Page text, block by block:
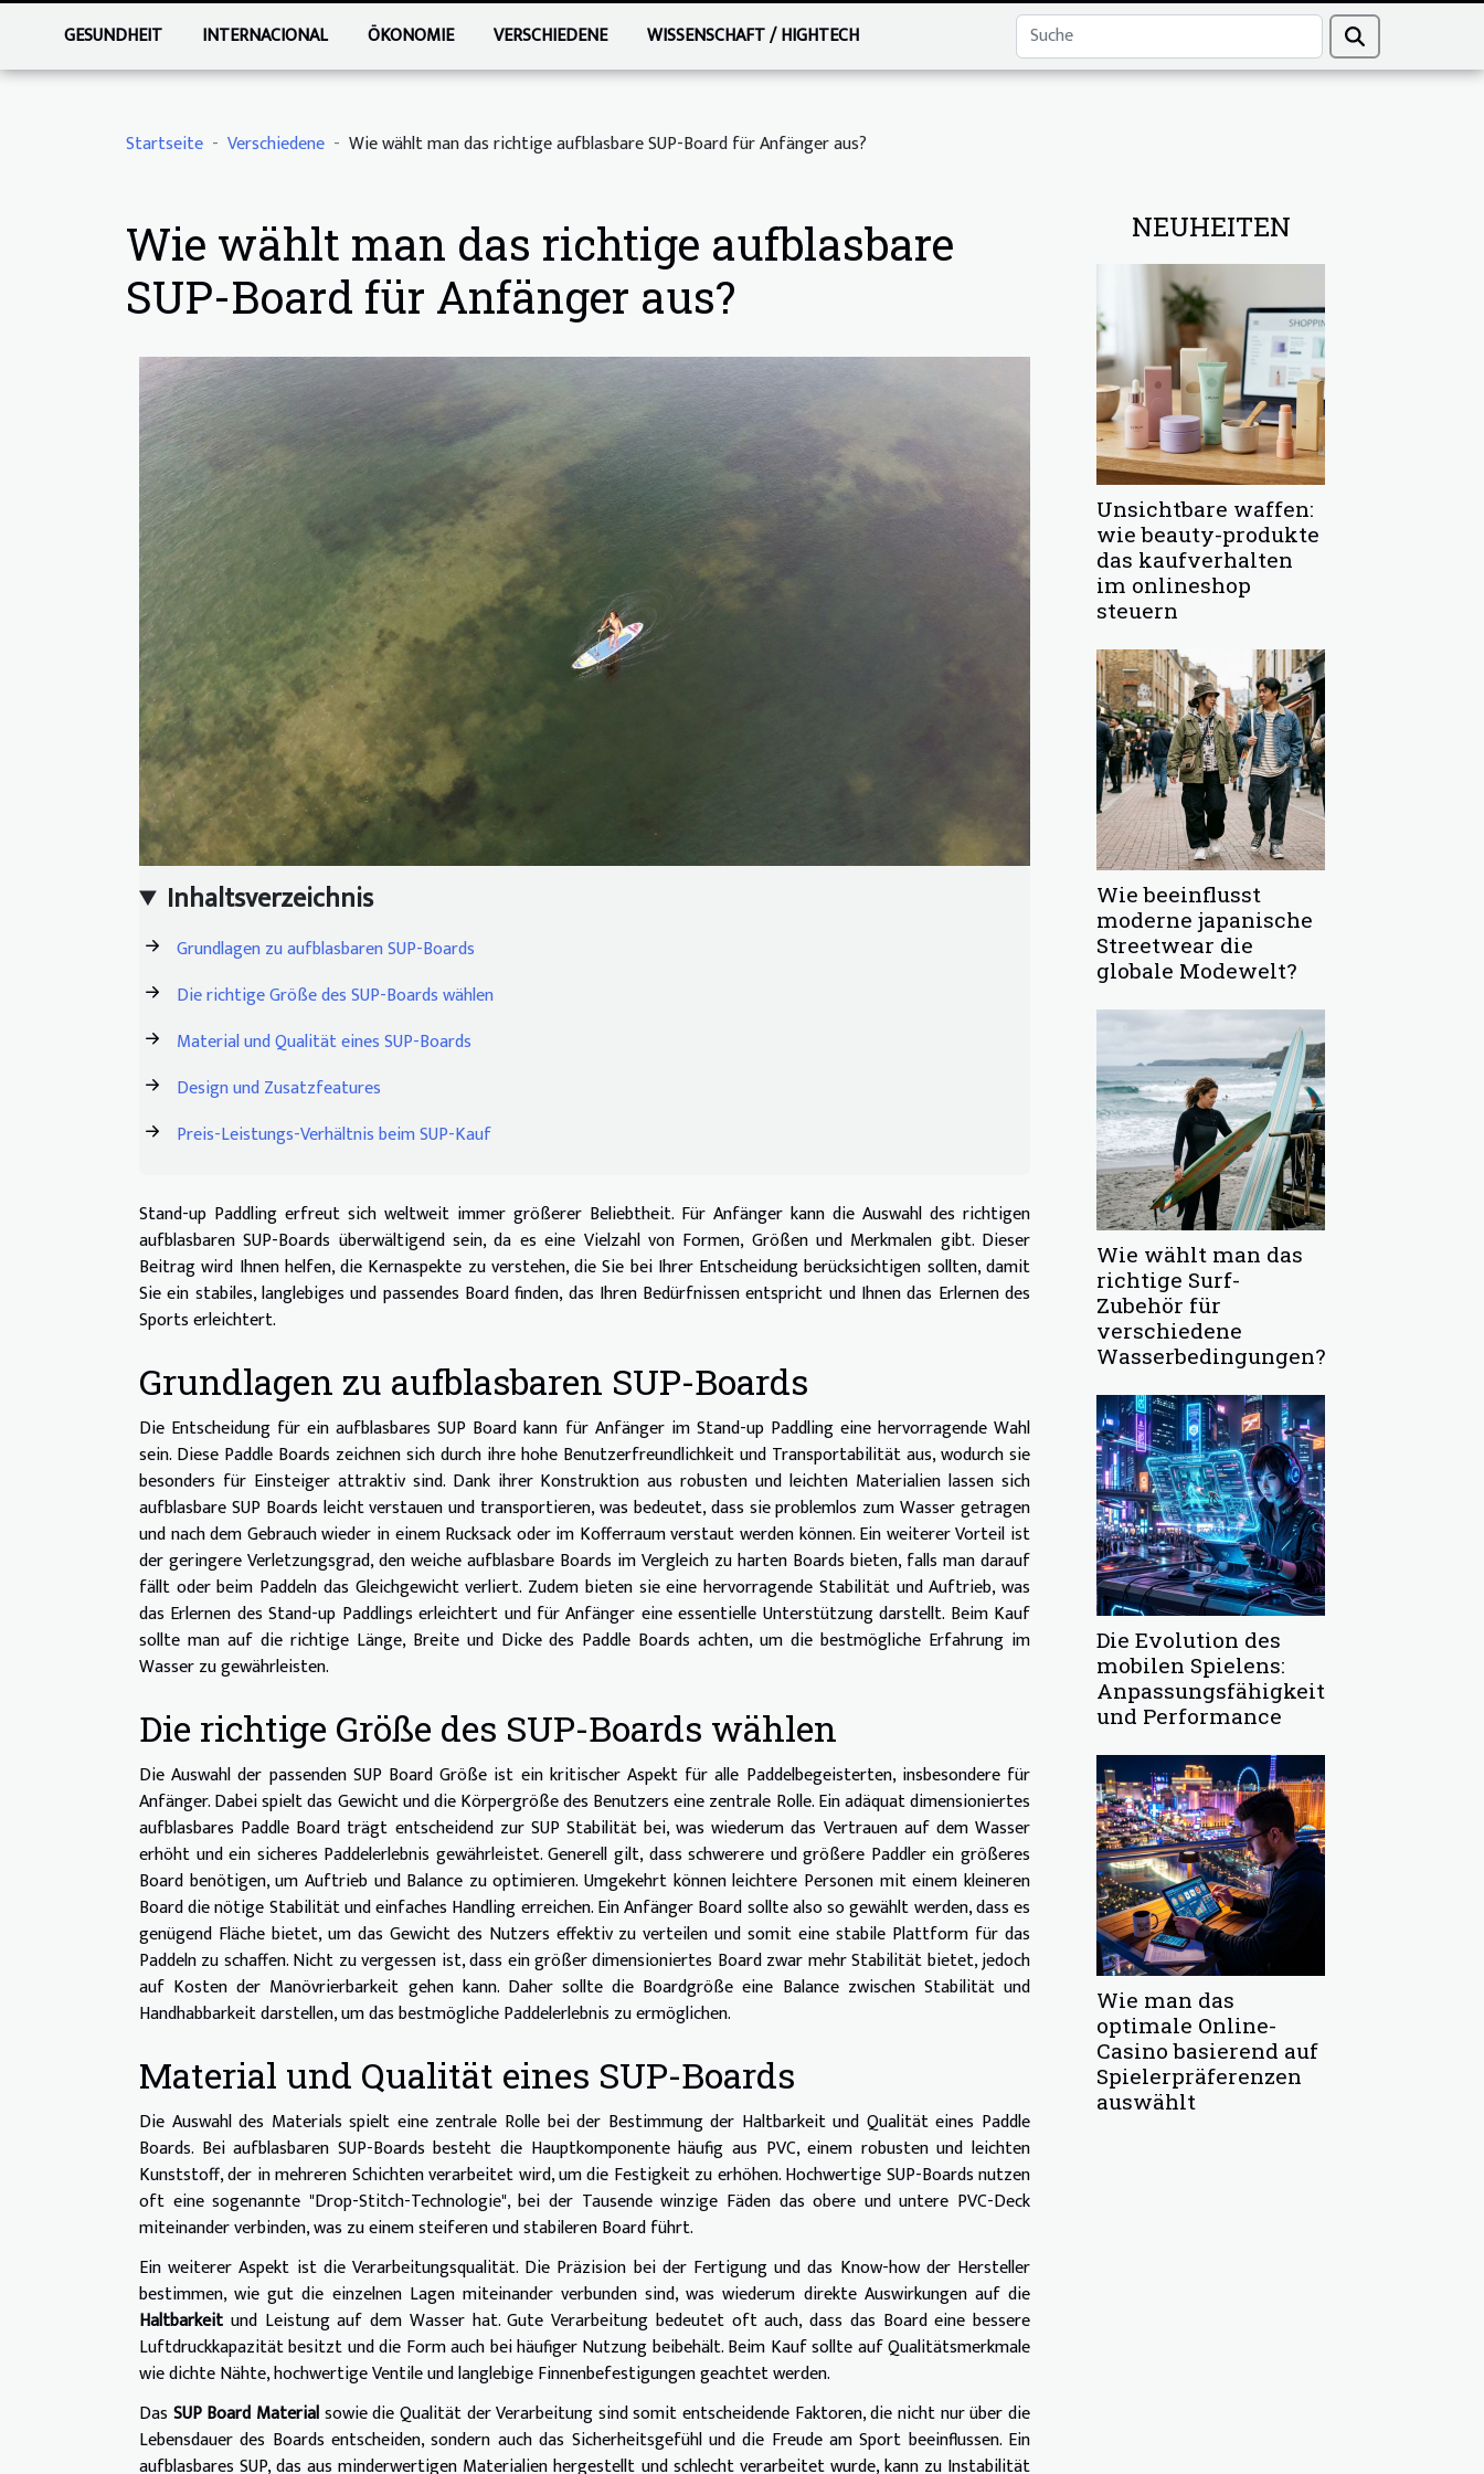
GESUNDHEIT INTERNACIONAL ÖKONOMIE VERSCHIEDENE WISSENSCHAFT / HIGHTECH
Startseite Verschiedene Wie wählt man das richtige aufblasbare SUP-Board für Anfänger aus?
Wie wählt man das richtige aufblasbare
SUP-Board für Anfänger aus?
Inhaltsverzeichnis
Grundlagen zu aufblasbaren SUP-Boards
Die richtige Größe des SUP-Boards wählen
Material und Qualität eines SUP-Boards
Design und Zusatzfeatures
Preis-Leistungs-Verhältnis beim SUP-Kauf
Stand-up Paddling erfreut sich weltweit immer größerer Beliebtheit. Für Anfänger kann die Auswahl des richtigen
aufblasbaren SUP-Boards überwältigend sein, da es eine Vielzahl von Formen, Größen und Merkmalen gibt. Dieser
Beitrag wird Ihnen helfen, die Kernaspekte zu verstehen, die Sie bei Ihrer Entscheidung berücksichtigen sollten, damit
Sie ein stabiles, langlebiges und passendes Board finden, das Ihren Bedürfnissen entspricht und Ihnen das Erlernen des
Sports erleichtert.
Grundlagen zu aufblasbaren SUP-Boards
Die Entscheidung für ein aufblasbares SUP Board kann für Anfänger im Stand-up Paddling eine hervorragende Wahl
sein. Diese Paddle Boards zeichnen sich durch ihre hohe Benutzerfreundlichkeit und Transportabilität aus, wodurch sie
besonders für Einsteiger attraktiv sind. Dank ihrer Konstruktion aus robusten und leichten Materialien lassen sich
aufblasbare SUP Boards leicht verstauen und transportieren, was bedeutet, dass sie problemlos zum Wasser getragen
und nach dem Gebrauch wieder in einem Rucksack oder im Kofferraum verstaut werden können. Ein weiterer Vorteil ist
der geringere Verletzungsgrad, den weiche aufblasbare Boards im Vergleich zu harten Boards bieten, falls man darauf
fällt oder beim Paddeln das Gleichgewicht verliert. Zudem bieten sie eine hervorragende Stabilität und Auftrieb, was
das Erlernen des Stand-up Paddlings erleichtert und für Anfänger eine essentielle Unterstützung darstellt. Beim Kauf
sollte man auf die richtige Länge, Breite und Dicke des Paddle Boards achten, um die bestmögliche Erfahrung im
Wasser zu gewährleisten.
Die richtige Größe des SUP-Boards wählen
Die Auswahl der passenden SUP Board Größe ist ein kritischer Aspekt für alle Paddelbegeisterten, insbesondere für
Anfänger. Dabei spielt das Gewicht und die Körpergröße des Benutzers eine zentrale Rolle. Ein adäquat dimensioniertes
aufblasbares Paddle Board trägt entscheidend zur SUP Stabilität bei, was wiederum das Vertrauen auf dem Wasser
erhöht und ein sicheres Paddelerlebnis gewährleistet. Generell gilt, dass schwerere und größere Paddler ein größeres
Board benötigen, um Auftrieb und Balance zu optimieren. Umgekehrt können leichtere Personen mit einem kleineren
Board die nötige Stabilität und einfaches Handling erreichen. Ein Anfänger Board sollte also so gewählt werden, dass es
genügend Fläche bietet, um das Gewicht des Nutzers effektiv zu verteilen und somit eine stabile Plattform für das
Paddeln zu schaffen. Nicht zu vergessen ist, dass ein größer dimensioniertes Board zwar mehr Stabilität bietet, jedoch
auf Kosten der Manövrierbarkeit gehen kann. Daher sollte die Boardgröße eine Balance zwischen Stabilität und
Handhabbarkeit darstellen, um das bestmögliche Paddelerlebnis zu ermöglichen.
Material und Qualität eines SUP-Boards
Die Auswahl des Materials spielt eine zentrale Rolle bei der Bestimmung der Haltbarkeit und Qualität eines Paddle
Boards. Bei aufblasbaren SUP-Boards besteht die Hauptkomponente häufig aus PVC, einem robusten und leichten
Kunststoff, der in mehreren Schichten verarbeitet wird, um die Festigkeit zu erhöhen. Hochwertige SUP-Boards nutzen
oft eine sogenannte "Drop-Stitch-Technologie", bei der Tausende winzige Fäden das obere und untere PVC-Deck
miteinander verbinden, was zu einem steiferen und stabileren Board führt.
Ein weiterer Aspekt ist die Verarbeitungsqualität. Die Präzision bei der Fertigung und das Know-how der Hersteller
bestimmen, wie gut die einzelnen Lagen miteinander verbunden sind, was wiederum direkte Auswirkungen auf die
Haltbarkeit und Leistung auf dem Wasser hat. Gute Verarbeitung bedeutet oft auch, dass das Board eine bessere
Luftdruckkapazität besitzt und die Form auch bei häufiger Nutzung beibehält. Beim Kauf sollte auf Qualitätsmerkmale
wie dichte Nähte, hochwertige Ventile und langlebige Finnenbefestigungen geachtet werden.
Das SUP Board Materialsowie die Qualität der Verarbeitung sind somit entscheidende Faktoren, die nicht nur über die
Lebensdauer des Boards entscheiden, sondern auch das Sicherheitsgefühl und die Freude am Sport beeinflussen. Ein
aufblasbares SUP, das aus minderwertigen Materialien hergestellt und schlecht verarbeitet wurde, kann zu Instabilität
NEUHEITEN
Unsichtbare waffen:
wie beauty-produkte
das kaufverhalten
im onlineshop
steuern
Wie beeinflusst
moderne japanische
Streetwear die
globale Modewelt?
Wie wählt man das
richtige Surf-
Zubehör für
verschiedene
Wasserbedingungen?
Die Evolution des
mobilen Spielens:
Anpassungsfähigkeit
und Performance
Wie man das
optimale Online-
Casino basierend auf
Spielerpräferenzen
auswählt